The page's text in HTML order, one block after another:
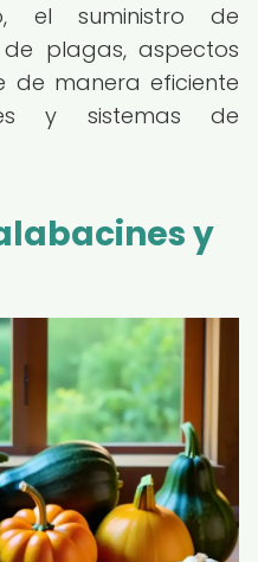
el suministro de
plagas, aspectos
de manera eficiente
y sistemas de
y